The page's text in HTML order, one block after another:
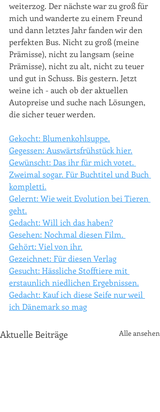
weiterzog. Der nächste war zu groß für
mich und wanderte zu einem Freund
und dann letztes Jahr fanden wir den
perfekten Bus. Nicht zu groß (meine
Prämisse), nicht zu langsam (seine
Prämisse), nicht zu alt, nicht zu teuer
und gut in Schuss. Bis gestern. Jetzt
weine ich - auch ob der aktuellen
Autopreise und suche nach Lösungen,
die sicher teuer werden.
Gekocht: Blumenkohlsuppe.
Gegessen: Auswärtsfrühstück hier.
Gewünscht: Das ihr für mich votet.
Zweimal sogar. Für Buchtitel und Buch
kompletti.
Gelernt: Wie weit Evolution bei Tieren
geht.
Gedacht: Will ich das haben?
Gesehen: Nochmal diesen Film.
Gehört: Viel von ihr.
Gezeichnet: Für diesen Verlag
Gesucht: Hässliche Stofftiere mit
erstaunlich niedlichen Ergebnissen.
Gedacht: Kauf ich diese Seife nur weil
ich Dänemark so mag
Aktuelle Beiträge Alle ansehen